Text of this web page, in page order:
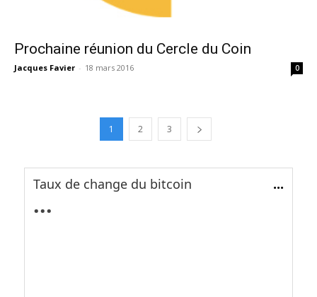
Prochaine réunion du Cercle du Coin
Jacques Favier - 18 mars 2016 0
1 2 3
Taux de change du bitcoin ...
...